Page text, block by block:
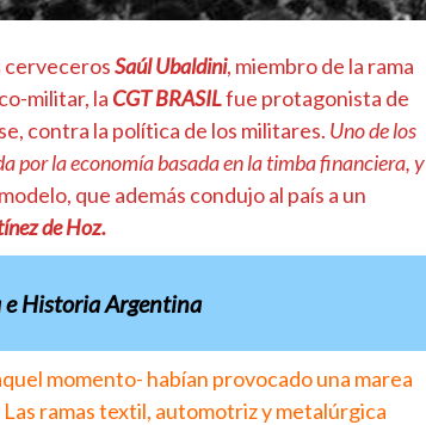
cervecerosSaúl Ubaldini, miembro de la rama
militar, la CGTBRASILfue protagonista de
contra la política de los militares. Uno de los
por la economía basada en la timba financiera, y
que además condujo al país a un
de Hoz.
Historia Argentina
momento- habían provocado una marea
ramas textil, automotriz y metalúrgica